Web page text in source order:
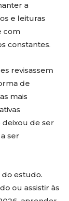
a
e leituras
com
constantes.
revisassem
de
mais
deixou de ser
ser
do estudo.
ou assistir às